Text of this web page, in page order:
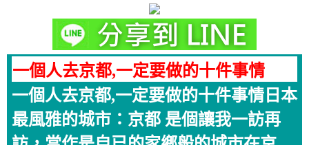
一個人去京都,一定要做的十件事情
一個人去京都,一定要做的十件事情日本
最風雅的城市：京都 是個讓我一訪再